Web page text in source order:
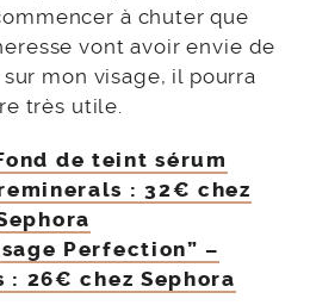
à chuter que
vont avoir envie de
mon visage, il pourra
très utile.
de teint sérum
: 32€ chez
Perfection” –
: 26€ chez Sephora